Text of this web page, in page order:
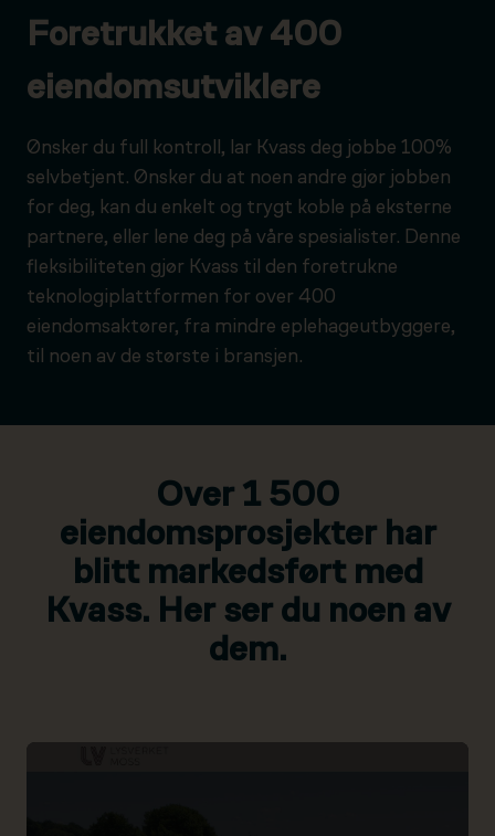
Foretrukket av 400
eiendomsutviklere
Ønsker du full kontroll, lar Kvass deg jobbe 100%
selvbetjent. Ønsker du at noen andre gjør jobben
for deg, kan du enkelt og trygt koble på eksterne
partnere, eller lene deg på våre spesialister. Denne
fleksibiliteten gjør Kvass til den foretrukne
teknologiplattformen for over 400
eiendomsaktører, fra mindre eplehageutbyggere,
til noen av de største i bransjen.
Over 1 500
eiendomsprosjekter har
blitt markedsført med
Kvass. Her ser du noen av
dem.